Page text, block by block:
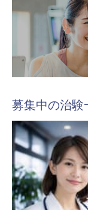
募集中の治験